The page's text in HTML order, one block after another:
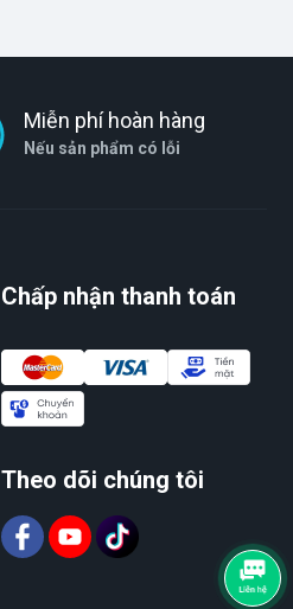
Miễn phí hoàn hàng
Nếu sản phẩm có lỗi
Chấp nhận thanh toán
Theo dõi chúng tôi